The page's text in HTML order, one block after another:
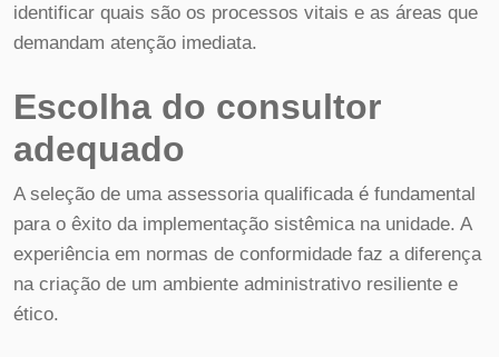
identificar quais são os processos vitais e as áreas que
demandam atenção imediata.
Escolha do consultor
adequado
A seleção de uma assessoria qualificada é fundamental
para o êxito da implementação sistêmica na unidade. A
experiência em normas de conformidade faz a diferença
na criação de um ambiente administrativo resiliente e
ético.